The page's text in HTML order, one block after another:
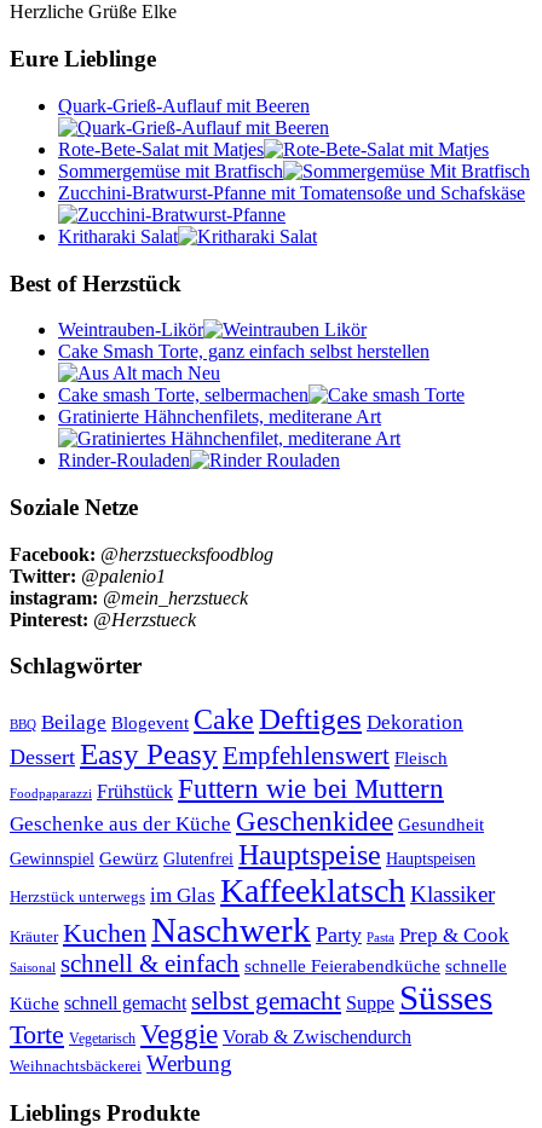
Herzliche Grüße Elke
Eure Lieblinge
Quark-Grieß-Auflauf mit Beeren
Rote-Bete-Salat mit Matjes
Sommergemüse mit Bratfisch
Zucchini-Bratwurst-Pfanne mit Tomatensoße und Schafskäse
Kritharaki Salat
Best of Herzstück
Weintrauben-Likör
Cake Smash Torte, ganz einfach selbst herstellen
Cake smash Torte, selbermachen
Gratinierte Hähnchenfilets, mediterane Art
Rinder-Rouladen
Soziale Netze
Facebook: @herzstuecksfoodblog
Twitter: @palenio1
instagram: @mein_herzstueck
Pinterest: @Herzstueck
Schlagwörter
BBQ Beilage Blogevent CakeDeftiges Dekoration
Dessert Easy PeasyEmpfehlenswert Fleisch
Foodpaparazzi Frühstück Futtern wie bei Muttern
Geschenke aus der Küche Geschenkidee Gesundheit
Gewinnspiel Gewürz Glutenfrei Hauptspeise Hauptspeisen
Herzstück unterwegs im Glas Kaffeeklatsch Klassiker
Kräuter KuchenNaschwerk Party Pasta Prep & Cook
Saisonal schnell & einfach schnelle Feierabendküche schnelle
Küche schnell gemacht selbst gemacht Suppe Süsses
Torte Vegetarisch Veggie Vorab & Zwischendurch
Weihnachtsbäckerei Werbung
Lieblings Produkte